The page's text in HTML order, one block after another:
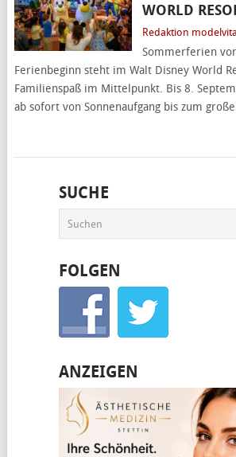
ORLD
Redaktion
Sommerferien
Ferienbeginn steht im Walt Disney World
Familienspaß im Mittelpunkt. Bis 8.
ab sofort von Sonnenaufgang bis zum
SUCHE
FOLGEN
ANZEIGEN